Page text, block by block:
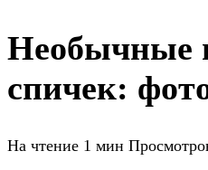
Необычные
спичек:
На чтение 1 мин